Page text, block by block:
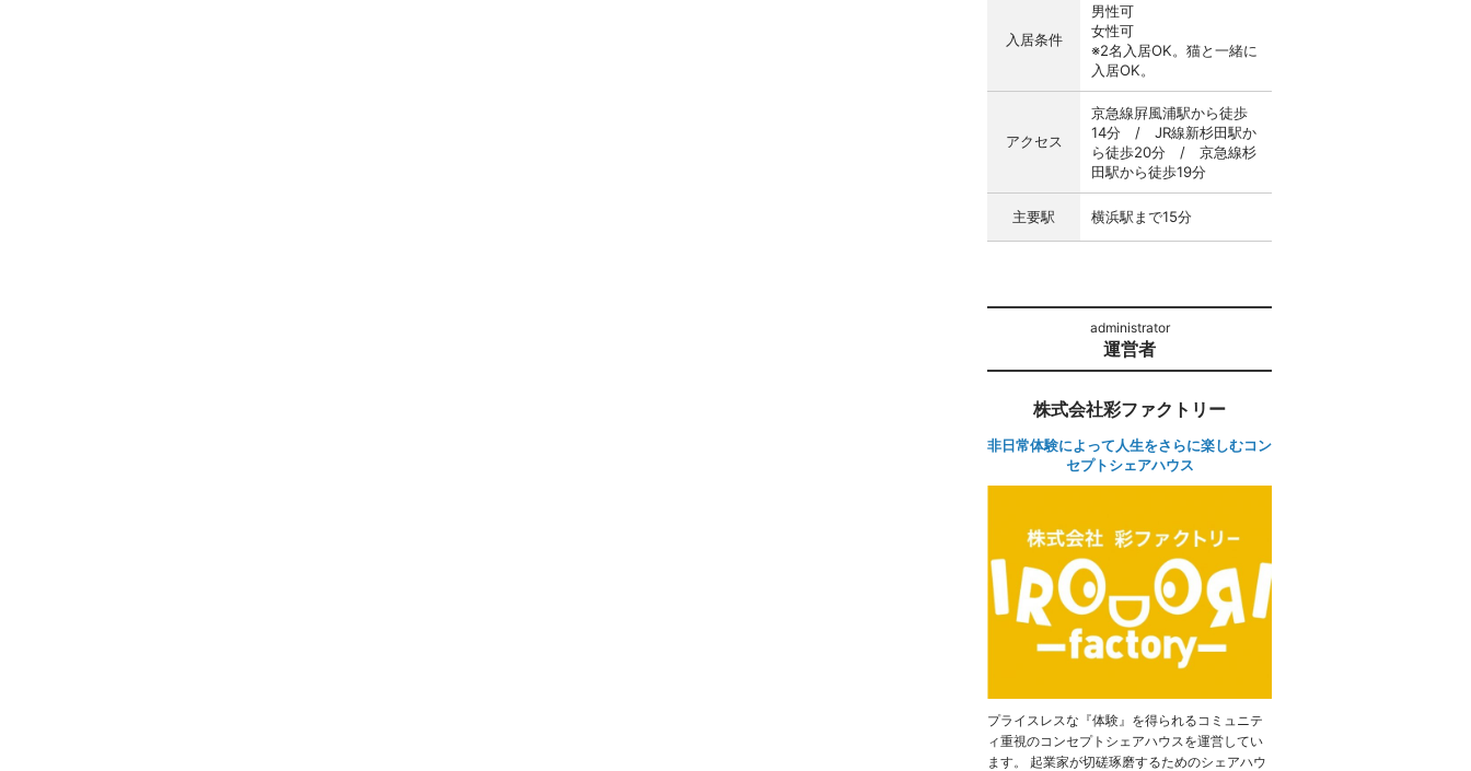
入居条件
男性可
女性可
※2名入居OK。猫と一緒に
入居OK。
アクセス
京急線屛風浦駅から徒歩
14分 / JR線新杉田駅か
ら徒歩20分 / 京急線杉
田駅から徒歩19分
主要駅 横浜駅まで15分
運営者
株式会社彩ファクトリー
非日常体験によって人生をさらに楽しむコン
セプトシェアハウス
プライスレスな『体験』を得られるコミュニテ
ィ重視のコンセプトシェアハウスを運営してい
ます。 起業家が切磋琢磨するためのシェアハウ